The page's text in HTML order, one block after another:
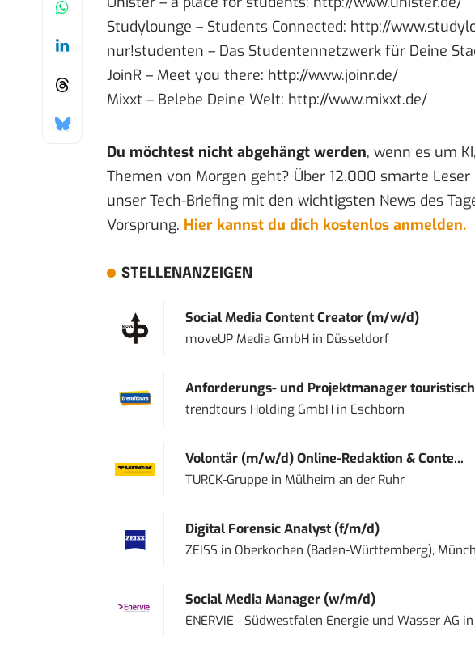
Studylounge – Students Connected: http://
nur!studenten – Das Studentennetzwerk für Deine
JoinR – Meet you there: http://www.joinr.de/
Mixxt – Belebe Deine Welt: http://www.mixxt.de/
Du möchtest nicht abgehängt werden, wenn es um
Themen von Morgen geht? Über 12.000 smarte Leser
unser Tech-Briefing mit den wichtigsten News des
Vorsprung. Hier kannst du dich kostenlos anmelden.
STELLENANZEIGEN
Social Media Content Creator (m/w/d)
moveUP Media GmbHin Düsseldorf
Anforderungs- und Projektmanager
trendtours Holding GmbHin Eschborn
Volontär (m/w/d) Online-Redaktion & Conte...
TURCK-Gruppein Mülheim an der Ruhr
Digital Forensic Analyst (f/m/d)
ZEISS in Oberkochen (Baden-Württemberg),
Social Media Manager (w/m/d)
ENERVIE - Südwestfalen Energie und Wasser AG in